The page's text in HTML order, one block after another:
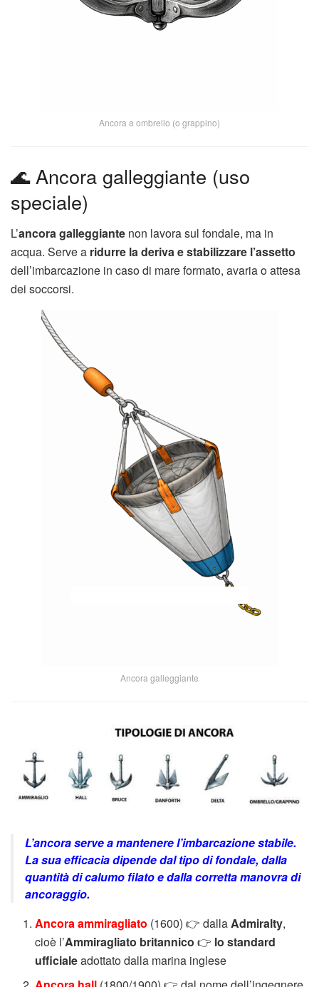
Ancora a ombrello (o grappino)
🌊 Ancora galleggiante (uso
speciale)
L’ancora galleggiante non lavora sul fondale, ma in
acqua. Serve a ridurre la deriva e stabilizzare l’assetto
dell’imbarcazione in caso di mare formato, avaria o attesa
dei soccorsi.
Ancora galleggiante
L’ancora serve a mantenere l’imbarcazione stabile.
La sua efficacia dipende dal tipo di fondale, dalla
quantità di calumo filato e dalla corretta manovra di
ancoraggio.
Ancora ammiragliato (1600) 👉 dallaAdmiralty,
cioè l’Ammiragliato britannico👉 lo standard
ufficialeadottato dalla marina inglese